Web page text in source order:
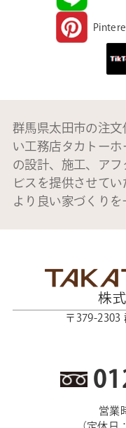
群馬県太田市の注
い工務店タカトー
の設計、施工、ア
ビスを提供させてい
より良い家づくりを
〒379-2303
営業